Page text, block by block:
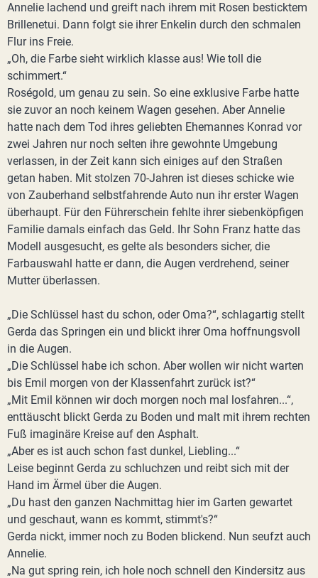
Annelie lachend und greift nach ihrem mit Rosen besticktem
Brillenetui. Dann folgt sie ihrer Enkelin durch den schmalen
Flur ins Freie.
„Oh, die Farbe sieht wirklich klasse aus! Wie toll die
schimmert.“
Roségold, um genau zu sein. So eine exklusive Farbe hatte
sie zuvor an noch keinem Wagen gesehen. Aber Annelie
hatte nach dem Tod ihres geliebten Ehemannes Konrad vor
zwei Jahren nur noch selten ihre gewohnte Umgebung
verlassen, in der Zeit kann sich einiges auf den Straßen
getan haben. Mit stolzen 70-Jahren ist dieses schicke wie
von Zauberhand selbstfahrende Auto nun ihr erster Wagen
überhaupt. Für den Führerschein fehlte ihrer siebenköpfigen
Familie damals einfach das Geld. Ihr Sohn Franz hatte das
Modell ausgesucht, es gelte als besonders sicher, die
Farbauswahl hatte er dann, die Augen verdrehend, seiner
Mutter überlassen.
„Die Schlüssel hast du schon, oder Oma?“, schlagartig stellt
Gerda das Springen ein und blickt ihrer Oma hoffnungsvoll
in die Augen.
„Die Schlüssel habe ich schon. Aber wollen wir nicht warten
bis Emil morgen von der Klassenfahrt zurück ist?“
„Mit Emil können wir doch morgen noch mal losfahren...“,
enttäuscht blickt Gerda zu Boden und malt mit ihrem rechten
Fuß imaginäre Kreise auf den Asphalt.
„Aber es ist auch schon fast dunkel, Liebling...“
Leise beginnt Gerda zu schluchzen und reibt sich mit der
Hand im Ärmel über die Augen.
„Du hast den ganzen Nachmittag hier im Garten gewartet
und geschaut, wann es kommt, stimmt's?“
Gerda nickt, immer noch zu Boden blickend. Nun seufzt auch
Annelie.
„Na gut spring rein, ich hole noch schnell den Kindersitz aus